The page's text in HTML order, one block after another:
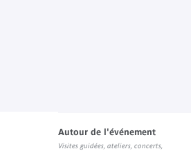
Autour de l'événement
Visites guidées, ateliers, concerts,